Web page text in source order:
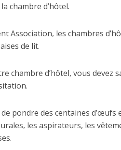
chambre d’hôtel.
Association, les chambres
de lit.
chambre d’hôtel, vous devez
pondre des centaines d’œufs
les aspirateurs, les